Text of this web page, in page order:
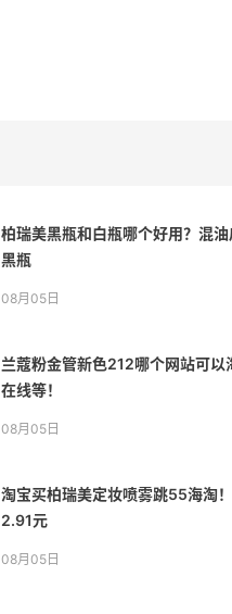
牛杂牛腩锅我很喜欢
08月05日
法国小众新品牌又买了一点试试效
08月04日
【黑五直邮海淘攻略】FWRD黑
海淘折扣预测！
08月04日